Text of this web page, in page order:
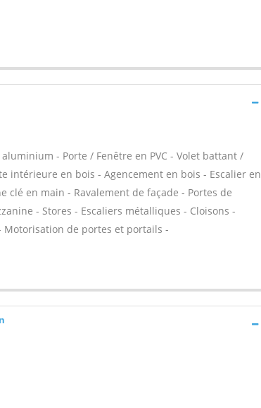
- Porte / Fenêtre en PVC - Volet battant /
intérieure en bois - Agencement en bois - Escalier en
clé en main - Ravalement de façade - Portes de
- Stores - Escaliers métalliques - Cloisons -
de portes et portails -